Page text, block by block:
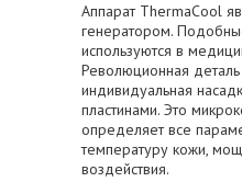
Аппарат ThermaCool
генератором.
используются в
Революционная
индивидуальная
пластинами. Это
определяет все
температуру кожи,
воздействия.